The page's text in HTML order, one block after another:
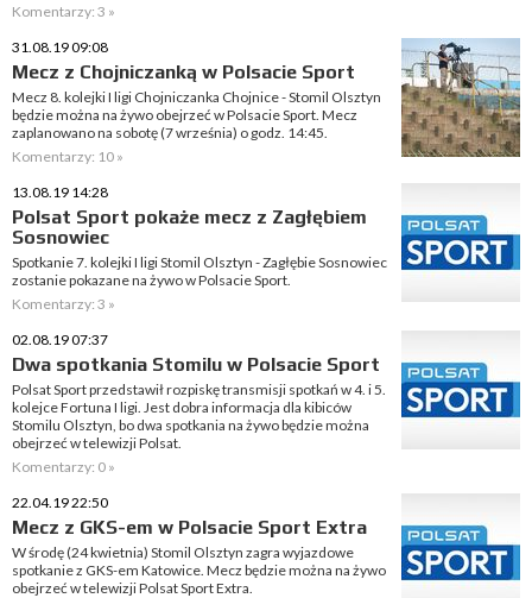
Komentarzy: 3 »
31.08.19 09:08
Mecz z Chojniczanką w Polsacie Sport
Mecz 8. kolejki I ligi Chojniczanka Chojnice - Stomil Olsztyn
będzie można na żywo obejrzeć w Polsacie Sport. Mecz
zaplanowano na sobotę (7 września) o godz. 14:45.
Komentarzy: 10 »
13.08.19 14:28
Polsat Sport pokaże mecz z Zagłębiem
Sosnowiec
Spotkanie 7. kolejki I ligi Stomil Olsztyn - Zagłębie Sosnowiec
zostanie pokazane na żywo w Polsacie Sport.
Komentarzy: 3 »
02.08.19 07:37
Dwa spotkania Stomilu w Polsacie Sport
Polsat Sport przedstawił rozpiskę transmisji spotkań w 4. i 5.
kolejce Fortuna I ligi. Jest dobra informacja dla kibiców
Stomilu Olsztyn, bo dwa spotkania na żywo będzie można
obejrzeć w telewizji Polsat.
Komentarzy: 0 »
22.04.19 22:50
Mecz z GKS-em w Polsacie Sport Extra
W środę (24 kwietnia) Stomil Olsztyn zagra wyjazdowe
spotkanie z GKS-em Katowice. Mecz będzie można na żywo
obejrzeć w telewizji Polsat Sport Extra.